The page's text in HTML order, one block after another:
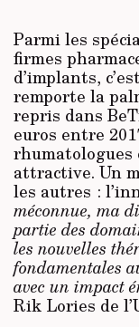
Parmi les
firmes
d’implants,
remporte la
repris dans
euros entre
rhumatologues
attractive. Un
les autres :
méconnue, ma
partie des
les nouvelles
fondamentales
avec un impact
Rik Lories de